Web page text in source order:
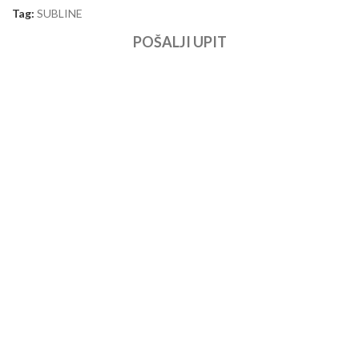
Tag: SUBLINE
POŠALJI UPIT